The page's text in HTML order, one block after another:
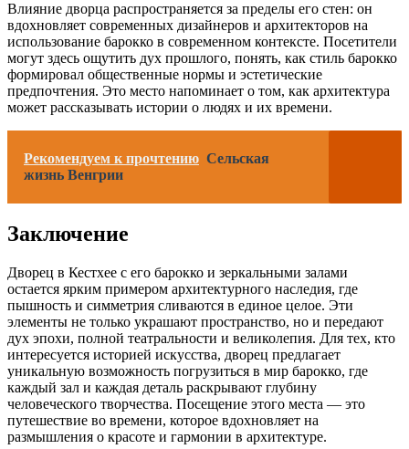
Влияние дворца распространяется за пределы его стен: он
вдохновляет современных дизайнеров и архитекторов на
использование барокко в современном контексте. Посетители
могут здесь ощутить дух прошлого, понять, как стиль барокко
формировал общественные нормы и эстетические
предпочтения. Это место напоминает о том, как архитектура
может рассказывать истории о людях и их времени.
Рекомендуем к прочтению Сельская
жизнь Венгрии
Заключение
Дворец в Кестхее с его барокко и зеркальными залами
остается ярким примером архитектурного наследия, где
пышность и симметрия сливаются в единое целое. Эти
элементы не только украшают пространство, но и передают
дух эпохи, полной театральности и великолепия. Для тех, кто
интересуется историей искусства, дворец предлагает
уникальную возможность погрузиться в мир барокко, где
каждый зал и каждая деталь раскрывают глубину
человеческого творчества. Посещение этого места — это
путешествие во времени, которое вдохновляет на
размышления о красоте и гармонии в архитектуре.